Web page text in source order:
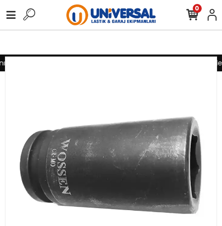
için lütfen iletişime geçiniz Toptan alımlarınız için lütfen
0